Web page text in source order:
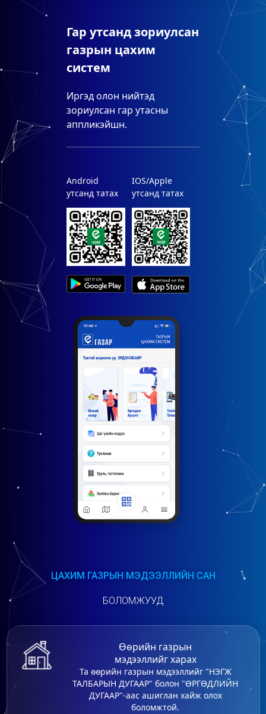
Гар утсанд зориулсан
газрын цахим
систем
Иргэд олон нийтэд
зориулсан гар утасны
аппликэйшн.
Android
утсанд татах
IOS/Apple
утсанд татах
ЦАХИМ ГАЗРЫН МЭДЭЭЛЛИЙН САН
БОЛОМЖУУД
Өөрийн газрын
мэдээллийг харах
Та өөрийн газрын мэдээллийг "НЭГЖ
ТАЛБАРЫН ДУГААР" болон "ӨРГӨДЛИЙН
ДУГААР"-аас ашиглан хайж олох
боломжтой.